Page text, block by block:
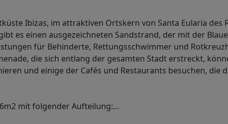
Ibizas, im attraktiven Ortskern von Santa Eularia des
es einen ausgezeichneten Sandstrand, der mit der
für Behinderte, Rettungsschwimmer und
die sich entlang der gesamten Stadt erstreckt,
und einige der Cafés und Restaurants besuchen, die
mit folgender Aufteilung:…